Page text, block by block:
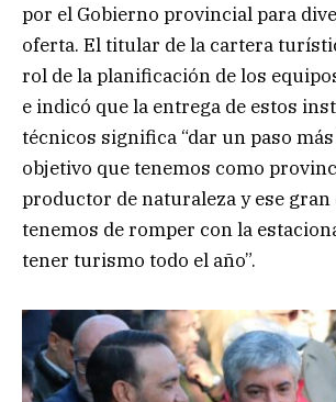
por el Gobierno provincial para
oferta. El titular de la cartera
rol de la planificación de los
e indicó que la entrega de estos
técnicos significa “dar un paso
objetivo que tenemos como
productor de naturaleza y ese
tenemos de romper con la
tener turismo todo el año”.